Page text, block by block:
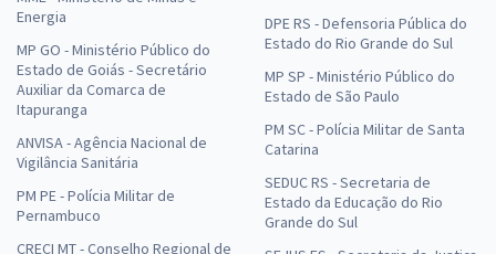
Energia
MP GO - Ministério Público do
Estado de Goiás - Secretário
Auxiliar da Comarca de
Itapuranga
ANVISA - Agência Nacional de
Vigilância Sanitária
PM PE - Polícia Militar de
Pernambuco
CRECI MT - Conselho Regional de
DPE RS - Defensoria Pública do
Estado do Rio Grande do Sul
MP SP - Ministério Público do
Estado de São Paulo
PM SC - Polícia Militar de Santa
Catarina
SEDUC RS - Secretaria de
Estado da Educação do Rio
Grande do Sul